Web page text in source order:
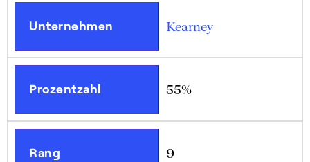
Unternehmen Kearney
Prozentzahl 55%
Rang 9